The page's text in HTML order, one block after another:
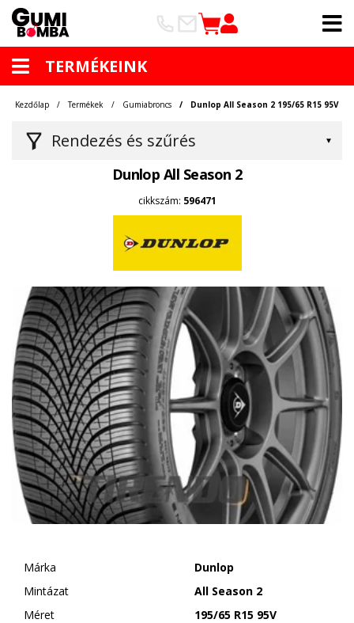
TERMÉKEINK
Rendezés és szűrés
Kezdőlap Termékek Gumiabroncs Dunlop All Season 2 195/65 R15 95V
Dunlop All Season 2
cikkszám: 596471
Márka
Dunlop
Mintázat
All Season 2
Méret
195/65 R15 95V